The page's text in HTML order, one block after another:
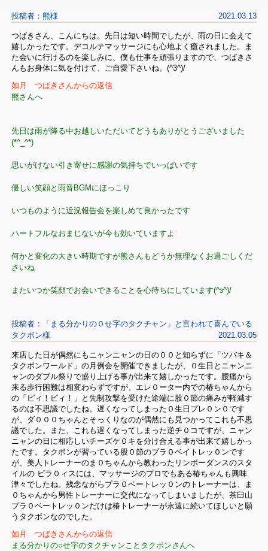
投稿者：熊様 2021.03.13
つばきさん、こんにちは。先日は短い時間でしたが、雨の日に会えて
嬉しかったです。デコルテマッサージにも心地よく癒されました。ま
た会いに行けるのを楽しみに、僕も仕事を頑張りますので、つばきさ
んもお身体に気を付けて、ご自愛下さいね。(^3^)/
如月 つばきさんからの返信
熊さんへ
先日は雨が降る中お越しいただいてどうもありがとうございました
(*^_^*)
思いがけない引き寄せに感謝の気持ちでいっぱいです
優しい笑顔と雨音BGMにほっこり
いつものように近況報告会を楽しめて良かったです
ハートフルなおまじないが今も効いていますよ
何かと変化の大きい時期ですが熊さんもどうか無理なくお過ごしくだ
さいね
またいつか笑顔でお会いできることを心待ちにしています(^з^)/
投稿者：「まる分かりの０せ字のタクチャン」と言われて喜んでいる
タクボン様
2021.03.05
来店した日が偶然にもニャンニャンの日の００と知らずに「ツバキ＆
タクボンワールド」の月例会を開催できましたが、０生日とニャンニ
ャンのダブル祭りで盛り上げる事が出来て嬉しかったです。腰痛から
来る歩行困難は相変わらずですが、エレ０ーター内での椿ちゃんから
の「ピィ！ピィ！」と先制攻撃を受けた途端に股０節の痛みが軽減す
るのは不思議でしたね。遅くなってしまった０生日プレ０ン０です
が、ダ０００ちゃんとそっくりなのが偶然にも見つかってこれも不思
議でした。また、これも遅くなってしまった逆チ０コですが、ニャン
ニャンの日に相応しいチーズケ０キを分け合える事が出来て嬉しかっ
たです。タクボンが習っている股０節のプラ０ベイトレッ０ンです
が、美人トレーナーのま０ちゃんから教わったリンボーダンスのスタ
イルの ピラ０ィスには、マッサージのプロでもある椿ちゃんも興味
津々でしたね。残念ながらプラ０ベートレッ０ンのトレーナーは、ま
０ちゃんから男性トレーナーに交代になってしまいましたが、茶臼山
プラ０ベートレッ０ンだけは椿トレーナーが永遠に続いてほしいと願
うタクボンなのでした。
如月 つばきさんからの返信
まる分かりの○せ字のタクチャンことタクボンさんへ